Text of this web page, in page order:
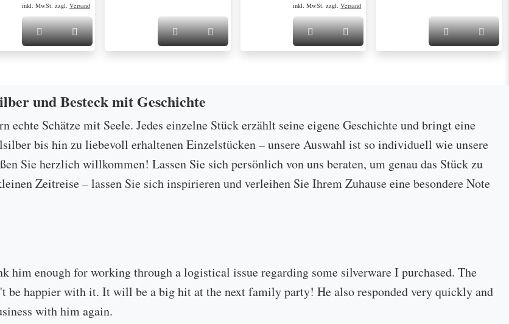
inkl. MwSt. zzgl. Versand inkl. MwSt. zzgl.Versand
und Besteck mit Geschichte
Schätze mit Seele. Jedes einzelne Stück erzählt seine eigene Geschichte und bringt eine
bis hin zu liebevoll erhaltenen Einzelstücken – unsere Auswahl ist so individuell wie unsere
Sie herzlich willkommen! Lassen Sie sich persönlich von uns beraten, um genau das Stück zu
Zeitreise – lassen Sie sich inspirieren und verleihen Sie Ihrem Zuhause eine besondere Note
him enough for working through a logistical issue regarding some silverware I purchased. The
be happier with it. It will be a big hit at the next family party! He also responded very quickly and
with him again.